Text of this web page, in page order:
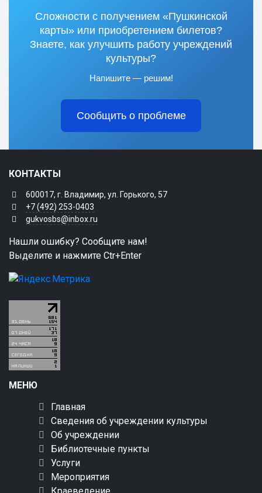
Сложности с получением «Пушкинской
карты» или приобретением билетов?
Знаете, как улучшить работу учреждений
культуры?
Напишите — решим!
Сообщить о проблеме
КОНТАКТЫ
600017, г. Владимир, ул. Горького, 57
+7 (492) 253-0403
gukvosbs@inbox.ru
Нашли ошибку? Сообщите нам!
Выделите и нажмите Ctr+Enter
МЕНЮ
Главная
Сведения об учреждении культуры
Об учреждении
Библиотечные пункты
Услуги
Мероприятия